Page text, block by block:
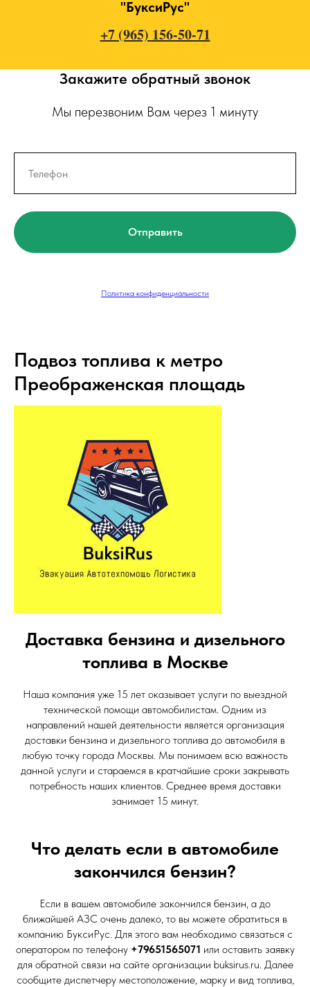
"БуксиРус"
+7 (965) 156-50-71
Закажите обратный звонок
Мы перезвоним Вам через 1 минуту
Отправить
Политика конфиденциальности
Подвоз топлива к метро
Преображенская площадь
Доставка бензина и дизельного
топлива в Москве
Наша компания уже 15 лет оказывает услуги по выездной
технической помощи автомобилистам. Одним из
направлений нашей деятельности является организация
доставки бензина и дизельного топлива до автомобиля в
любую точку города Москвы. Мы понимаем всю важность
данной услуги и стараемся в кратчайшие сроки закрывать
потребность наших клиентов. Среднее время доставки
занимает 15 минут.
Что делать если в автомобиле
закончился бензин?
Если в вашем автомобиле закончился бензин, а до
ближайшей АЗС очень далеко, то вы можете обратиться в
компанию БуксиРус. Для этого вам необходимо связаться с
оператором по телефону +79651565071 или оставить заявку
для обратной связи на сайте организации buksirus.ru. Далее
сообщите диспетчеру местоположение, марку и вид топлива,